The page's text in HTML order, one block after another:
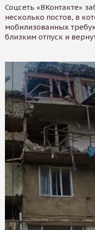
Соцсеть «ВКонтакте»
несколько постов, в
мобилизованных
близким отпуск и